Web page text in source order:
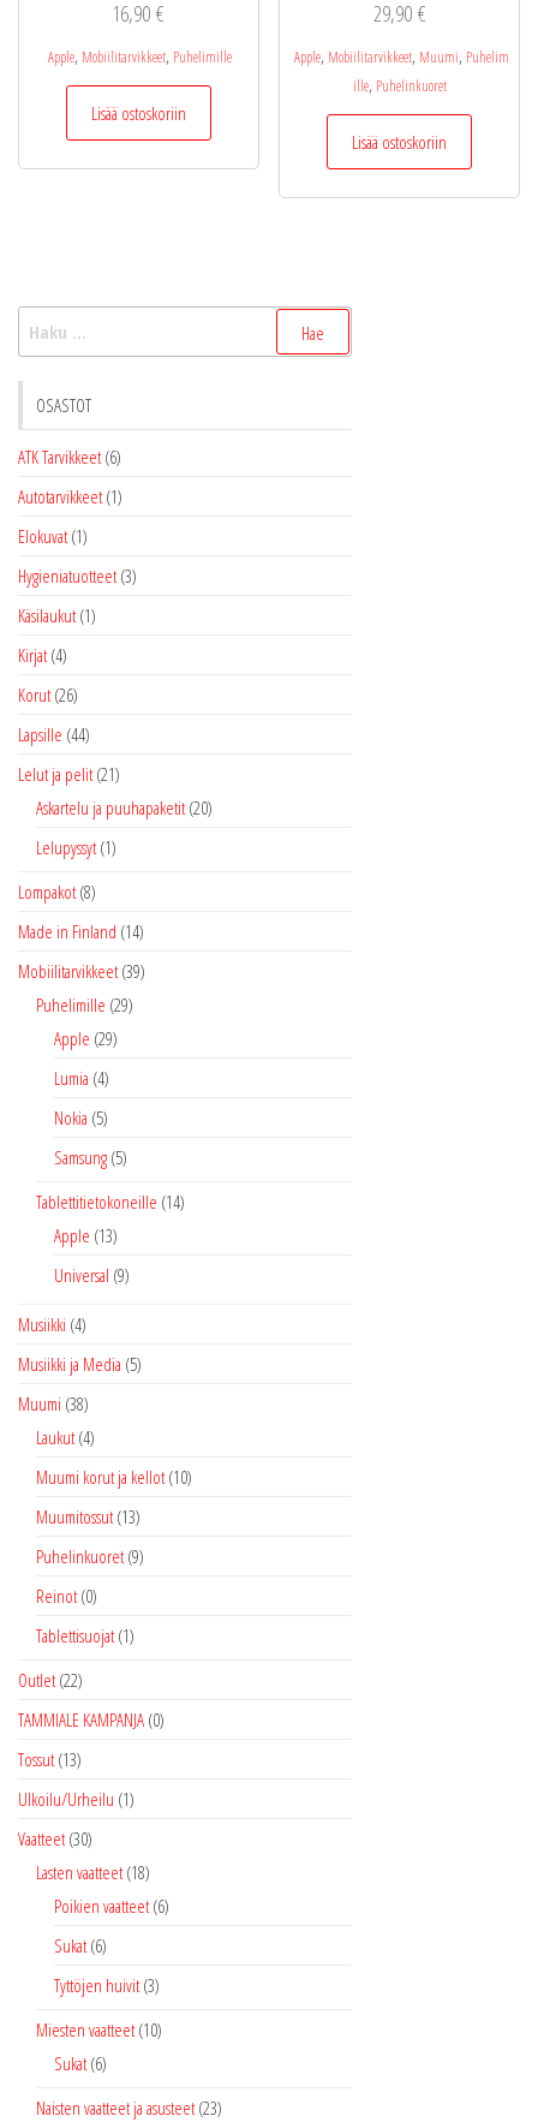
16,90€
Apple, Mobiilitarvikkeet, Puhelimille
Lisää ostoskoriin
29,90 €
Apple, Mobiilitarvikkeet, Muumi, Puhelim
ille, Puhelinkuoret
Lisää ostoskoriin
Haku:
OSASTOT
ATK Tarvikkeet (6)
Autotarvikkeet (1)
Elokuvat (1)
Hygieniatuotteet (3)
Käsilaukut (1)
Kirjat (4)
Korut (26)
Lapsille (44)
Lelut ja pelit (21)
Askartelu ja puuhapaketit (20)
Lelupyssyt (1)
Lompakot (8)
Made in Finland (14)
Mobiilitarvikkeet (39)
Puhelimille (29)
Apple (29)
Lumia (4)
Nokia (5)
Samsung (5)
Tablettitietokoneille (14)
Apple (13)
Universal (9)
Musiikki (4)
Musiikki ja Media (5)
Muumi (38)
Laukut (4)
Muumi korut ja kellot (10)
Muumitossut (13)
Puhelinkuoret (9)
Reinot (0)
Tablettisuojat (1)
Outlet (22)
TAMMIALE KAMPANJA (0)
Tossut (13)
Ulkoilu/Urheilu (1)
Vaatteet (30)
Lasten vaatteet (18)
Poikien vaatteet (6)
Sukat (6)
Tyttöjen huivit (3)
Miesten vaatteet (10)
Sukat (6)
Naisten vaatteet ja asusteet (23)